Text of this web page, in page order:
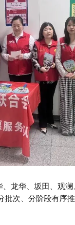
龙华、坂田、观
批次、分阶段有序